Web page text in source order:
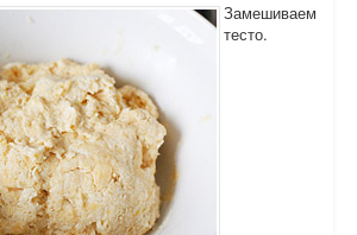
Замешиваем
тесто.